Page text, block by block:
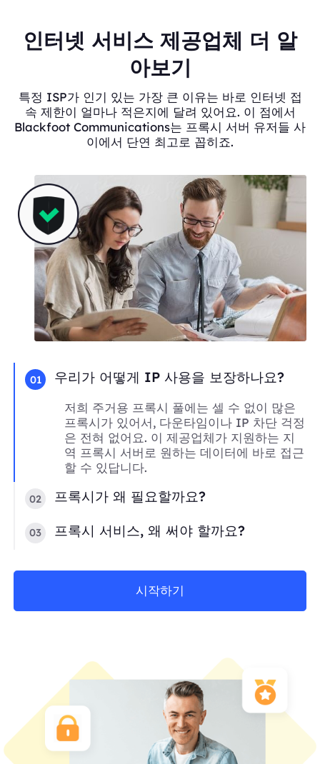
인터넷 서비스 제공업체 더 알
아보기
특정 ISP가 인기 있는 가장 큰 이유는 바로 인터넷 접
속 제한이 얼마나 적은지에 달려 있어요. 이 점에서
Blackfoot Communications는 프록시 서버 유저들 사
이에서 단연 최고로 꼽히죠.
01 우리가 어떻게 IP 사용을 보장하나요?
저희 주거용 프록시 풀에는 셀 수 없이 많은
프록시가 있어서, 다운타임이나 IP 차단 걱정
은 전혀 없어요. 이 제공업체가 지원하는 지
역 프록시 서버로 원하는 데이터에 바로 접근
할 수 있답니다.
02 프록시가 왜 필요할까요?
03 프록시 서비스, 왜 써야 할까요?
시작하기